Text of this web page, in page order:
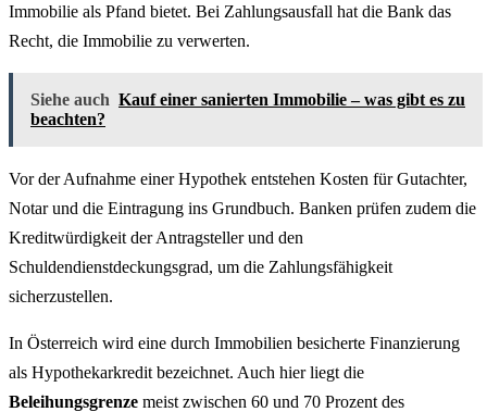
Immobilie als Pfand bietet. Bei Zahlungsausfall hat die Bank das
Recht, die Immobilie zu verwerten.
Siehe auch Kauf einer sanierten Immobilie – was gibt es zu
beachten?
Vor der Aufnahme einer Hypothek entstehen Kosten für Gutachter,
Notar und die Eintragung ins Grundbuch. Banken prüfen zudem die
Kreditwürdigkeit der Antragsteller und den
Schuldendienstdeckungsgrad, um die Zahlungsfähigkeit
sicherzustellen.
In Österreich wird eine durch Immobilien besicherte Finanzierung
als Hypothekarkredit bezeichnet. Auch hier liegt die
Beleihungsgrenze meist zwischen 60 und 70 Prozent des